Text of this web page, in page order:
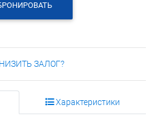
ЗАЛОГ?
Характеристики